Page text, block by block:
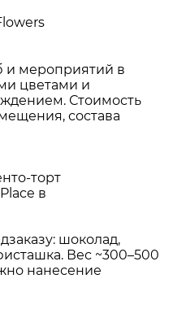
и мероприятий в
цветами и
Стоимость
состава
шоколад,
Вес ~300–500
нанесение